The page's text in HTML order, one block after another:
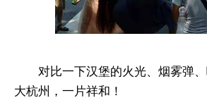
对比一下汉堡的火光、烟雾弹
大杭州，一片祥和！